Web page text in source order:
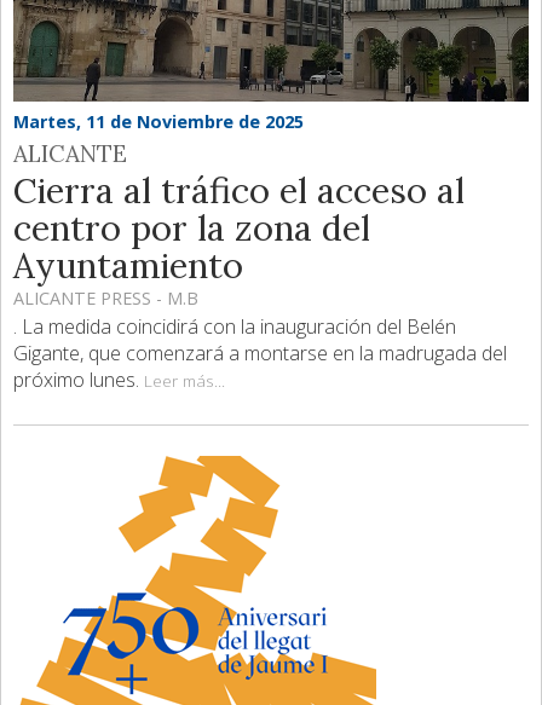
Martes, 11 de Noviembre de 2025
ALICANTE
Cierra al tráfico el acceso al
centro por la zona del
Ayuntamiento
ALICANTE PRESS - M.B
. La medida coincidirá con la inauguración del Belén
Gigante, que comenzará a montarse en la madrugada del
próximo lunes. Leer más...